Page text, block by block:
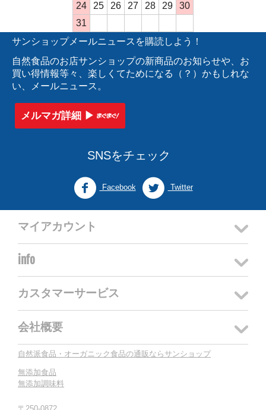
24
25 26 27 28 29
30
31
サンショップメールニュースを購読しよう！
自然食品のお店サンショップの新商品のお知らせや、お
買い得情報等々、楽しくてためになる（？）かもしれな
い、メールニュース。
メルマガ詳細 ▶︎
SNSをチェック
Facebook Twitter
マイアカウント
info
カスタマーサービス
会社概要
自然派食品・オーガニック食品の通販ならサンショップ
無添加食品
無添加調味料